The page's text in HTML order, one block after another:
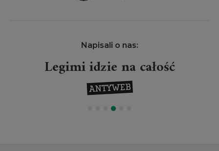
Napisali o nas:
Legimi idzie na całość